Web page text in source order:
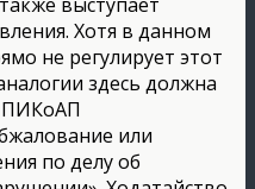
Хотя в данном
не регулирует этот
здесь должна
ПИКоАП
или
по делу об